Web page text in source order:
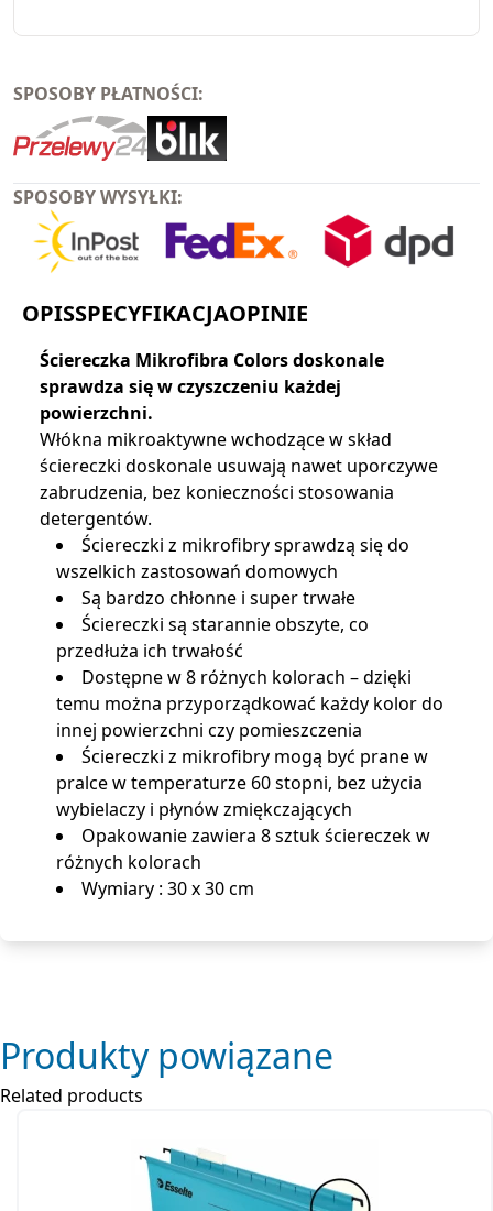
SPOSOBY PŁATNOŚCI:
SPOSOBY WYSYŁKI:
OPISSPECYFIKACJAOPINIE
Ściereczka Mikrofibra Colors doskonale
sprawdza się w czyszczeniu każdej
powierzchni.
Włókna mikroaktywne wchodzące w skład
ściereczki doskonale usuwają nawet uporczywe
zabrudzenia, bez konieczności stosowania
detergentów.
Ściereczki z mikrofibry sprawdzą się do
wszelkich zastosowań domowych
Są bardzo chłonne i super trwałe
Ściereczki są starannie obszyte, co
przedłuża ich trwałość
Dostępne w 8 różnych kolorach – dzięki
temu można przyporządkować każdy kolor do
innej powierzchni czy pomieszczenia
Ściereczki z mikrofibry mogą być prane w
pralce w temperaturze 60 stopni, bez użycia
wybielaczy i płynów zmiękczających
Opakowanie zawiera 8 sztuk ściereczek w
różnych kolorach
Wymiary : 30 x 30 cm
Produkty powiązane
Related products